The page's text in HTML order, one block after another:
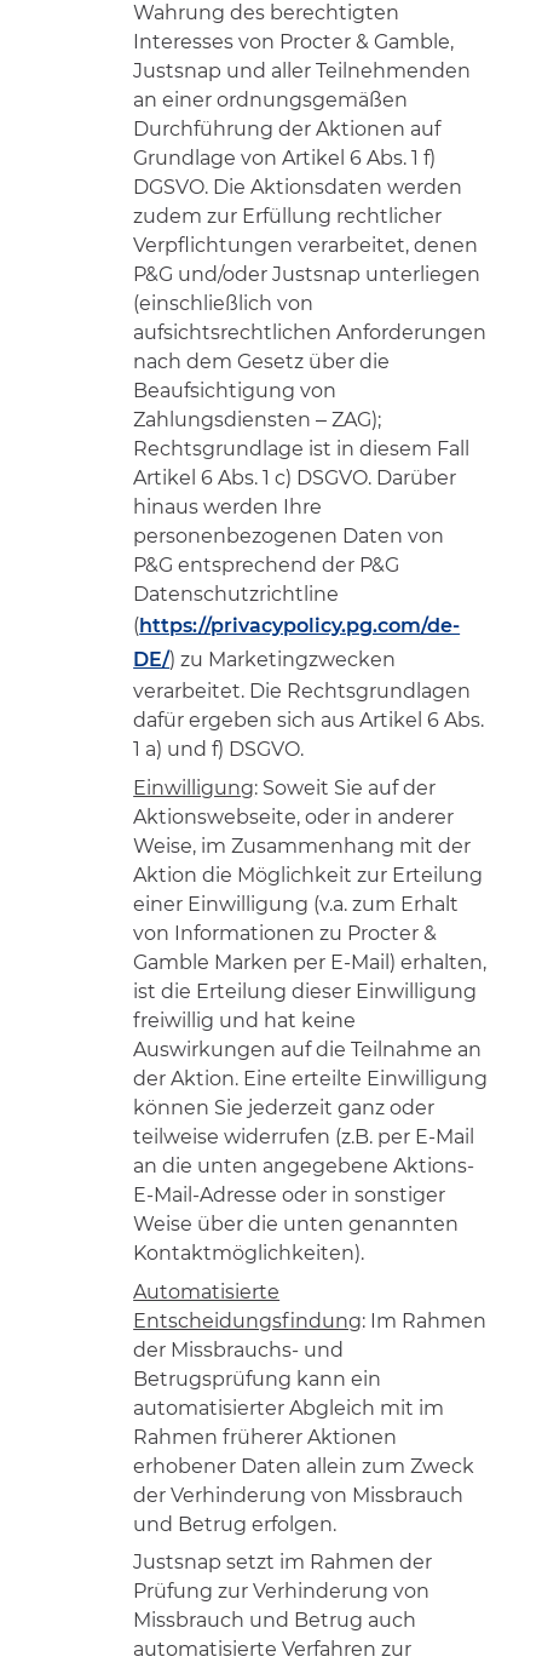
Wahrung des berechtigten
Interesses von Procter & Gamble,
Justsnap und aller Teilnehmenden
an einer ordnungsgemäßen
Durchführung der Aktionen auf
Grundlage von Artikel 6 Abs. 1 f)
DGSVO. Die Aktionsdaten werden
zudem zur Erfüllung rechtlicher
Verpflichtungen verarbeitet, denen
P&G und/oder Justsnap unterliegen
(einschließlich von
aufsichtsrechtlichen Anforderungen
nach dem Gesetz über die
Beaufsichtigung von
Zahlungsdiensten – ZAG);
Rechtsgrundlage ist in diesem Fall
Artikel 6 Abs. 1 c) DSGVO. Darüber
hinaus werden Ihre
personenbezogenen Daten von
P&G entsprechend der P&G
Datenschutzrichtline
(https://privacypolicy.pg.com/de-
DE/) zu Marketingzwecken
verarbeitet. Die Rechtsgrundlagen
dafür ergeben sich aus Artikel 6 Abs.
1 a) und f) DSGVO.
Einwilligung: Soweit Sie auf der
Aktionswebseite, oder in anderer
Weise, im Zusammenhang mit der
Aktion die Möglichkeit zur Erteilung
einer Einwilligung (v.a. zum Erhalt
von Informationen zu Procter &
Gamble Marken per E-Mail) erhalten,
ist die Erteilung dieser Einwilligung
freiwillig und hat keine
Auswirkungen auf die Teilnahme an
der Aktion. Eine erteilte Einwilligung
können Sie jederzeit ganz oder
teilweise widerrufen (z.B. per E-Mail
an die unten angegebene Aktions-
E-Mail-Adresse oder in sonstiger
Weise über die unten genannten
Kontaktmöglichkeiten).
Automatisierte
Entscheidungsfindung: Im Rahmen
der Missbrauchs- und
Betrugsprüfung kann ein
automatisierter Abgleich mit im
Rahmen früherer Aktionen
erhobener Daten allein zum Zweck
der Verhinderung von Missbrauch
und Betrug erfolgen.
Justsnap setzt im Rahmen der
Prüfung zur Verhinderung von
Missbrauch und Betrug auch
automatisierte Verfahren zur